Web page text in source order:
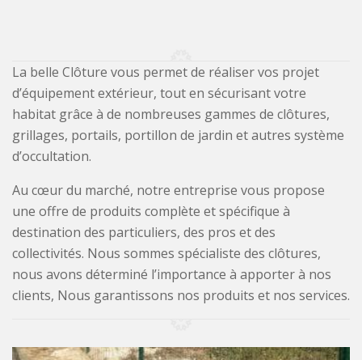
La belle Clôture vous permet de réaliser vos projet
d’équipement extérieur, tout en sécurisant votre
habitat grâce à de nombreuses gammes de clôtures,
grillages, portails, portillon de jardin et autres système
d’occultation.
Au cœur du marché, notre entreprise vous propose
une offre de produits complète et spécifique à
destination des particuliers, des pros et des
collectivités. Nous sommes spécialiste des clôtures,
nous avons déterminé l’importance à apporter à nos
clients, Nous garantissons nos produits et nos services.